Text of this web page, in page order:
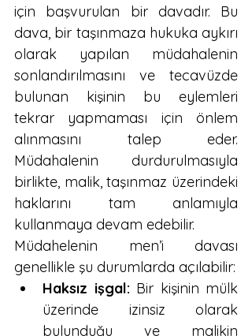
için başvurulan bir davadır. Bu
dava, bir taşınmaza hukuka aykırı
olarak yapılan müdahalenin
sonlandırılmasını ve tecavüzde
bulunan kişinin bu eylemleri
tekrar yapmaması için önlem
alınmasını talep eder.
Müdahalenin durdurulmasıyla
birlikte, malik, taşınmaz üzerindeki
haklarını tam anlamıyla
kullanmaya devam edebilir.
Müdahelenin men’i davası
genellikle şu durumlarda açılabilir:
Haksız işgal: Bir kişinin mülk
üzerinde izinsiz olarak
bulunduğu ve malikin